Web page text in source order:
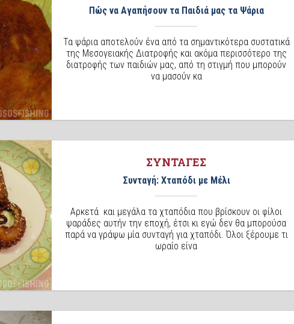
Πώς να Αγαπήσουν τα Παιδιά μας τα Ψάρια
Τα ψάρια αποτελούν ένα από τα σημαντικότερα συστατικά
της Μεσογειακής Διατροφής και ακόμα περισσότερο της
διατροφής των παιδιών μας, από τη στιγμή που μπορούν
να μασούν κα
ΣΥΝΤΑΓΕΣ
Συνταγή: Χταπόδι με Μέλι
Αρκετά και μεγάλα τα χταπόδια που βρίσκουν οι φίλοι
ψαράδες αυτήν την εποχή, έτσι κι εγώ δεν θα μπορούσα
παρά να γράψω μία συνταγή για χταπόδι. Όλοι ξέρουμε τι
ωραίο είνα